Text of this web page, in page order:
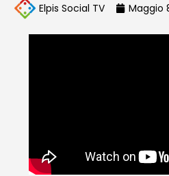
Elpis Social TV Maggio